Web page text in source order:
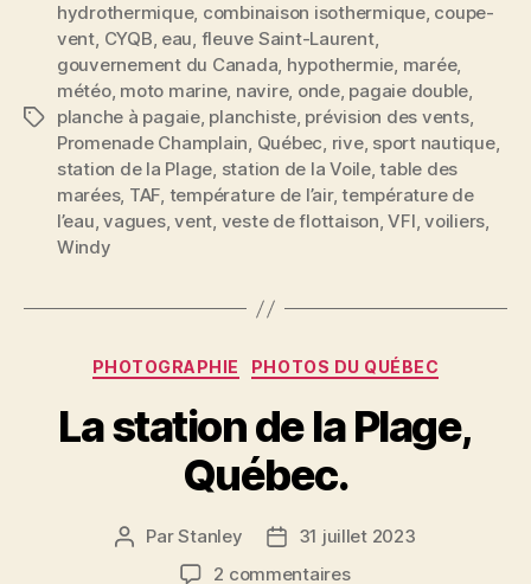
Étiquettes
hydrothermique, combinaison isothermique, coupe-
vent, CYQB, eau, fleuve Saint-Laurent,
gouvernement du Canada, hypothermie, marée,
météo, moto marine, navire, onde, pagaie double,
planche à pagaie, planchiste, prévision des vents,
Promenade Champlain, Québec, rive, sport nautique,
station de la Plage, station de la Voile,table des
marées, TAF, température de l’air,température de
l’eau,vagues,vent, veste de flottaison,VFI,voiliers,
Windy
Catégories
PHOTOGRAPHIE PHOTOS DU QUÉBEC
La station de la Plage,
Québec.
Auteur
ParStanley
Date31 juillet 2023
2 commentairessur